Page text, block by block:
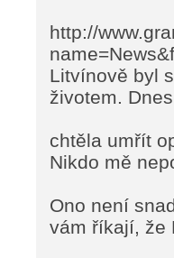
http://
Litvínově byl
životem.
chtěla umřít
Nikdo mě
Ono není
vám říkají, že